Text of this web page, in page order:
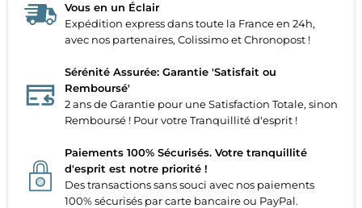
Vous en un Éclair
Expédition express dans toute la France en 24h,
avec nos partenaires, Colissimo et Chronopost !
Sérénité Assurée: Garantie 'Satisfait ou
Remboursé'
2 ans de Garantie pour une Satisfaction Totale, sinon
Remboursé ! Pour votre Tranquillité d'esprit !
Paiements 100% Sécurisés. Votre tranquillité
d'esprit est notre priorité !
Des transactions sans souci avec nos paiements
100% sécurisés par carte bancaire ou PayPal.